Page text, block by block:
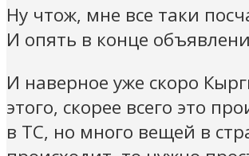
Ну чтож, мне все таки
И опять в конце
И наверное уже скоро
этого, скорее всего это
в ТС, но много вещей в